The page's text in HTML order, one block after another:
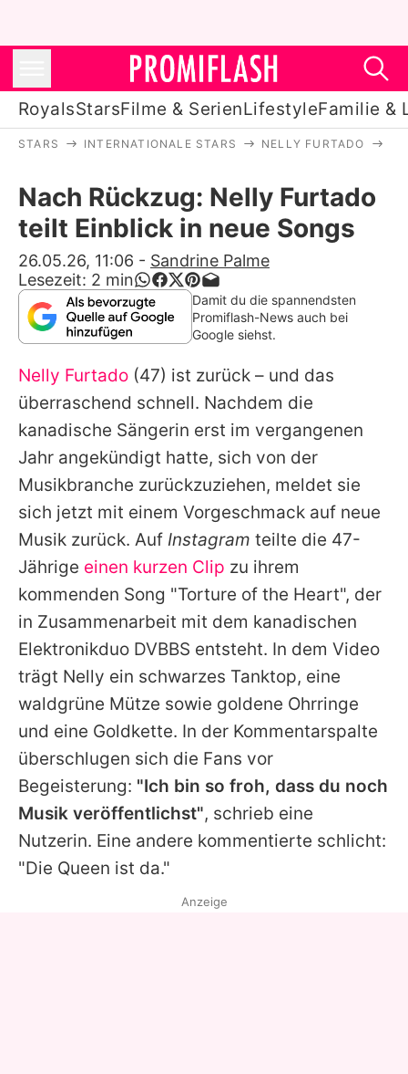
RoyalsStarsFilme & SerienLifestyleFamilie &
Stars
Filme & Serien
Lifestyle
Familie & Liebe
Alle Themen auf Promiflash
Jobs
App runterladen
Team
Redaktionelle Richtlinien
Impressum
Datenschutzerklärung
Nutzungsbedingungen
Utiq verwalten
STARS INTERNATIONALE STARS NELLY FURTADO
Nach Rückzug: Nelly Furtado
teilt Einblick in neue Songs
26.05.26, 11:06 - Sandrine Palme
Lesezeit: 2 min
Damit du die spannendsten
Promiflash-News auch bei
Google siehst.
Nelly Furtado (47) ist zurück – und das
überraschend schnell. Nachdem die
kanadische Sängerin erst im vergangenen
Jahr angekündigt hatte, sich von der
Musikbranche zurückzuziehen, meldet sie
sich jetzt mit einem Vorgeschmack auf neue
Musik zurück. Auf Instagram teilte die 47-
Jährige einen kurzen Clip zu ihrem
kommenden Song "Torture of the Heart", der
in Zusammenarbeit mit dem kanadischen
Elektronikduo DVBBS entsteht. In dem Video
trägt Nelly ein schwarzes Tanktop, eine
waldgrüne Mütze sowie goldene Ohrringe
und eine Goldkette. In der Kommentarspalte
überschlugen sich die Fans vor
Begeisterung: "Ich bin so froh, dass du noch
Musik veröffentlichst", schrieb eine
Nutzerin. Eine andere kommentierte schlicht:
"Die Queen ist da."
Anzeige